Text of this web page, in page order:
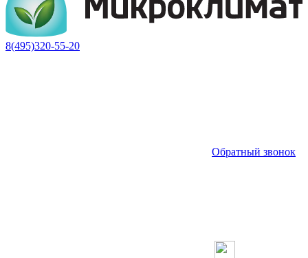
8(495)320-55-20
Обратный звонок